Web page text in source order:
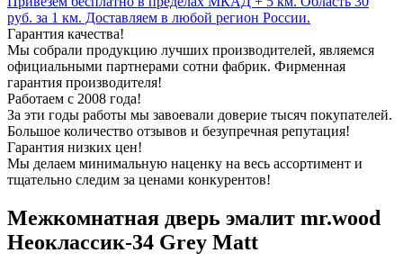
руб. за 1 км. Доставляем в любой регион России.
Гарантия качества!
Мы собрали продукцию лучших производителей, являемся
официальными партнерами сотни фабрик. Фирменная
гарантия производителя!
Работаем с 2008 года!
За эти годы работы мы завоевали доверие тысяч покупателей.
Большое количество отзывов и безупречная репутация!
Гарантия низких цен!
Мы делаем минимальную наценку на весь ассортимент и
тщательно следим за ценами конкурентов!
Межкомнатная дверь эмалит mr.wood
Неоклассик-34 Grey Matt